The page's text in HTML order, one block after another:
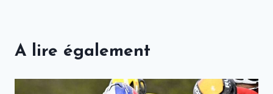
A lire également